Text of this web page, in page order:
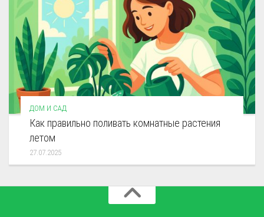
ДОМ И САД
Как правильно поливать комнатные растения
летом
27.07.2025